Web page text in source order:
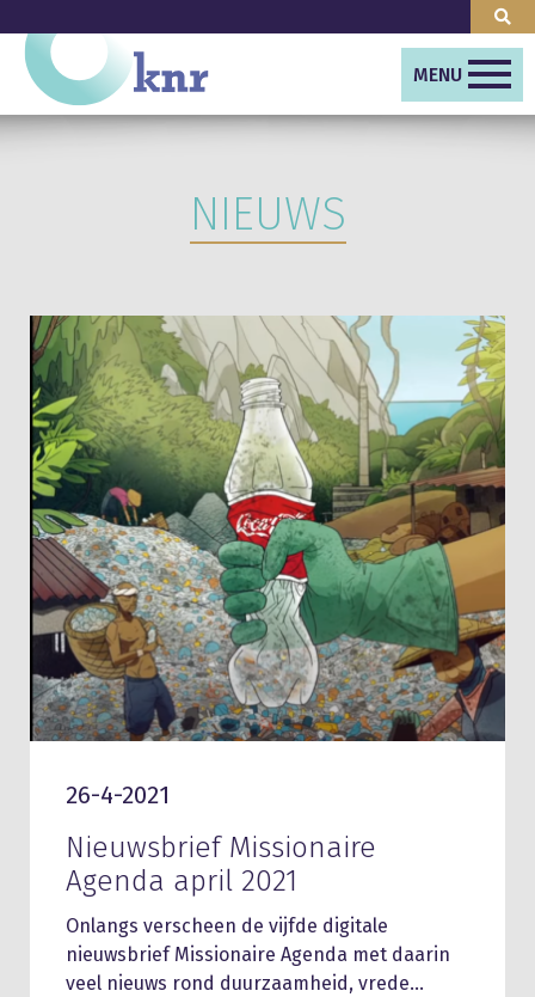
MENU
NIEUWS
26-4-2021
Nieuwsbrief Missionaire
Agenda april 2021
Onlangs verscheen de vijfde digitale
nieuwsbrief Missionaire Agenda met daarin
veel nieuws rond duurzaamheid, vrede…